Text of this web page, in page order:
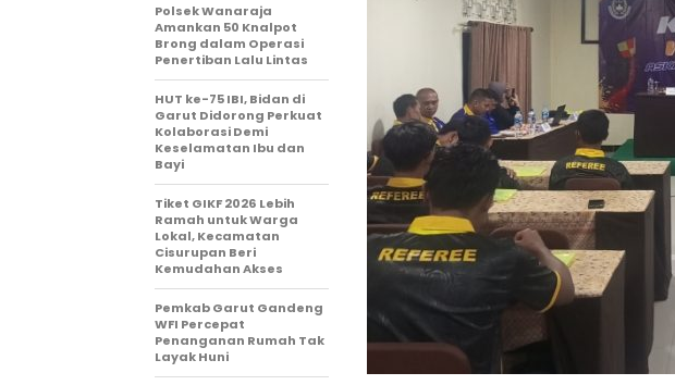
Polsek Wanaraja
Amankan 50 Knalpot
Brong dalam Operasi
Penertiban Lalu Lintas
HUT ke-75 IBI, Bidan di
Garut Didorong Perkuat
Kolaborasi Demi
Keselamatan Ibu dan
Bayi
Tiket GIKF 2026 Lebih
Ramah untuk Warga
Lokal, Kecamatan
Cisurupan Beri
Kemudahan Akses
Pemkab Garut Gandeng
WFI Percepat
Penanganan Rumah Tak
Layak Huni